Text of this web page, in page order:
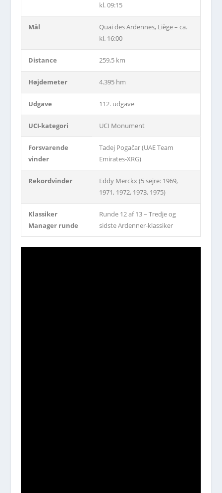
kl. 09:15
Mål
Quai des Ardennes, Liège – ca.
kl. 16:00
Distance 259,5 km
Højdemeter 4.395 hm
Udgave 112. udgave
UCI-kategori UCI Monument
Forsvarende
vinder
Tadej Pogačar (UAE Team
Emirates-XRG)
Rekordvinder
Eddy Merckx (5 sejre: 1969,
1971, 1972, 1973, 1975)
Klassiker
Manager runde
Runde 12 af 13 – Tredje og
sidste Ardenner-klassiker